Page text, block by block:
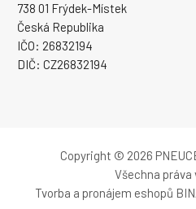
738 01 Frýdek-Místek
Česká Republika
IČO: 26832194
DIČ: CZ26832194
Copyright © 2026
Všechna práva
Tvorba a pronájem eshopů